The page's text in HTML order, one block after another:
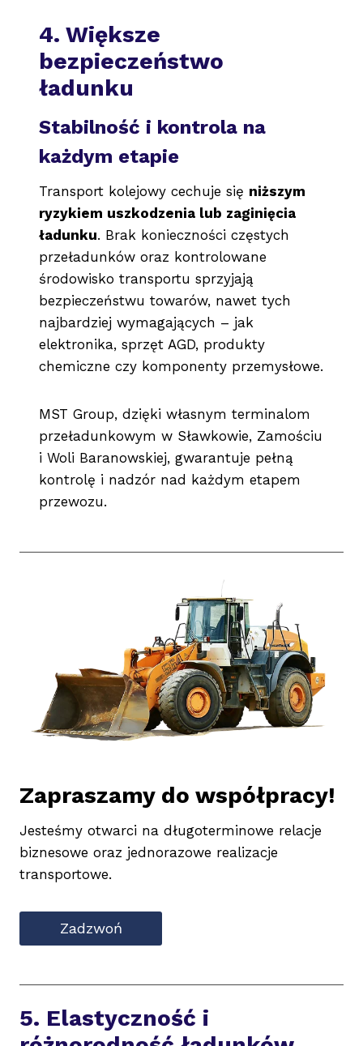
4. Większe
bezpieczeństwo
ładunku
Stabilność i kontrola na
każdym etapie
Transport kolejowy cechuje się niższym
ryzykiem uszkodzenia lub zaginięcia
ładunku. Brak konieczności częstych
przeładunków oraz kontrolowane
środowisko transportu sprzyjają
bezpieczeństwu towarów, nawet tych
najbardziej wymagających – jak
elektronika, sprzęt AGD, produkty
chemiczne czy komponenty przemysłowe.
MST Group, dzięki własnym terminalom
przeładunkowym w Sławkowie, Zamościu
i Woli Baranowskiej, gwarantuje pełną
kontrolę i nadzór nad każdym etapem
przewozu.
Zapraszamy do współpracy!
Jesteśmy otwarci na długoterminowe relacje
biznesowe oraz jednorazowe realizacje
transportowe.
Zadzwoń
5. Elastyczność i